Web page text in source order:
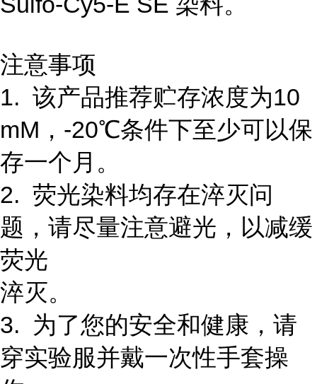
注意事项
1. 该产品推荐贮存浓度为10
mM，-20℃条件下至少可以保
存一个月。
2. 荧光染料均存在淬灭问
题，请尽量注意避光，以减缓
荧光
淬灭。
3. 为了您的安全和健康，请
穿实验服并戴一次性手套操